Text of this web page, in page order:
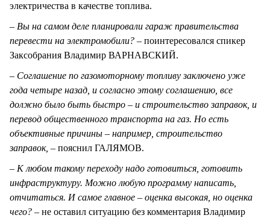
электричества в качестве топлива.
– Вы на самом деле планировали гараж правительства
перевести на электромобили? – поинтересовался спикер
Заксобрания Владимир ВАРНАВСКИЙ.
– Соглашение по газомоторному топливу заключено уже
года четыре назад, и согласно этому соглашению, все
должно было быть быстро – и строительство заправок, и
перевод общественного транспорта на газ. Но есть
объективные причины – например, строительство
заправок, – пояснил ГАЛЯМОВ.
– К любом такому переходу надо готовиться, готовить
инфраструктуру. Можно любую программу написать,
отчитаться. И самое главное – оценка высокая, но оценка
чего? – не оставил ситуацию без комментария Владимир